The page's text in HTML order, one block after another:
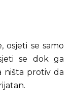
osjeti se samo
se dok ga
ništa protiv da